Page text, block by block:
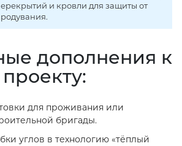
и кровли для защиты от
дополнения к
проекту:
для проживания или
бригады.
углов в технологию «тёплый